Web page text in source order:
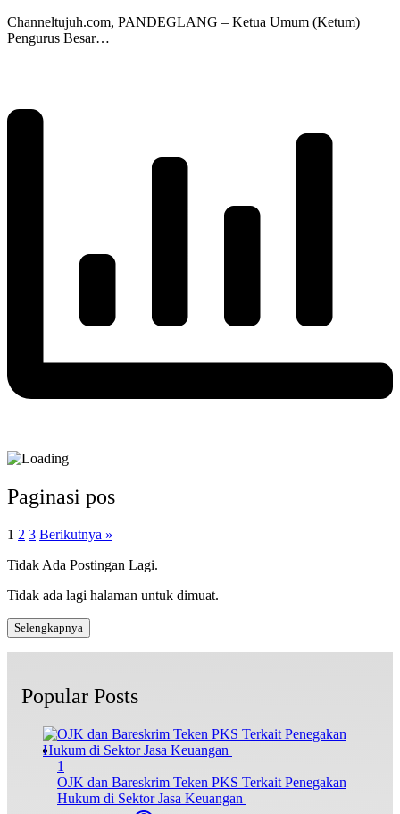
Channeltujuh.com, PANDEGLANG – Ketua Umum (Ketum)
Pengurus Besar…
Paginasi pos
1 2 3 Berikutnya »
Tidak Ada Postingan Lagi.
Tidak ada lagi halaman untuk dimuat.
Selengkapnya
Popular Posts
1
OJK dan Bareskrim Teken PKS Terkait Penegakan
Hukum di Sektor Jasa Keuangan